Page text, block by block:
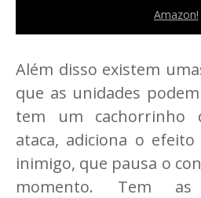
Amazon!
Além disso existem
que as unidades
tem um cachorrinho
ataca, adiciona o
inimigo, que pausa o
momento. Tem